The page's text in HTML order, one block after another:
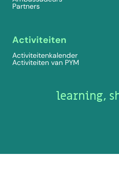
Partners
Activiteiten
Activiteitenkalender
Activiteiten van PYM
learning,